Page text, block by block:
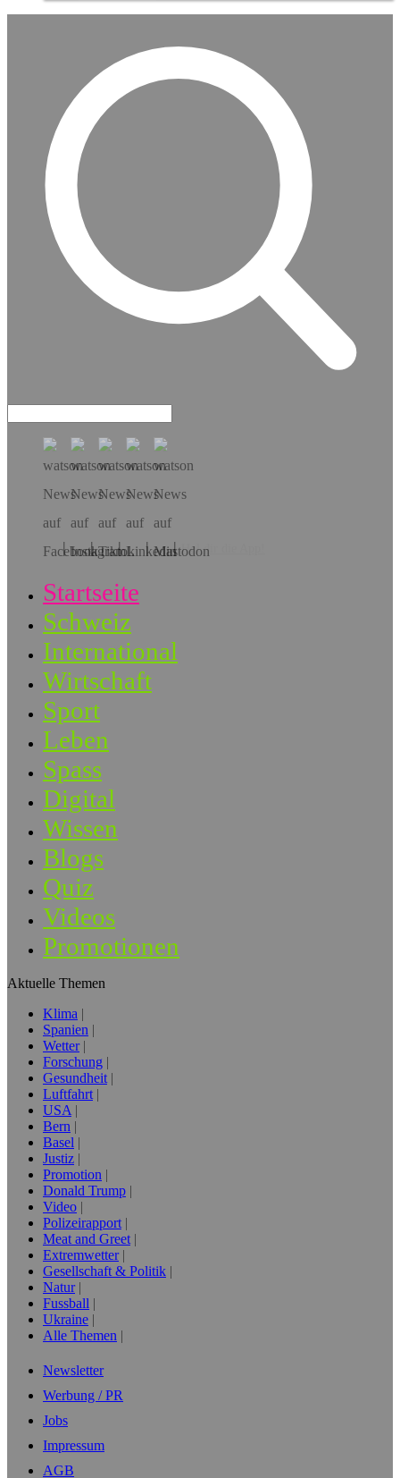
Hol dir die App!
Startseite
Schweiz
International
Wirtschaft
Sport
Leben
Spass
Digital
Wissen
Blogs
Quiz
Videos
Promotionen
Aktuelle Themen
Klima
Spanien
Wetter
Forschung
Gesundheit
Luftfahrt
USA
Bern
Basel
Justiz
Promotion
Donald Trump
Video
Polizeirapport
Meat and Greet
Extremwetter
Gesellschaft & Politik
Natur
Fussball
Ukraine
Alle Themen
Newsletter
Werbung / PR
Jobs
Impressum
AGB